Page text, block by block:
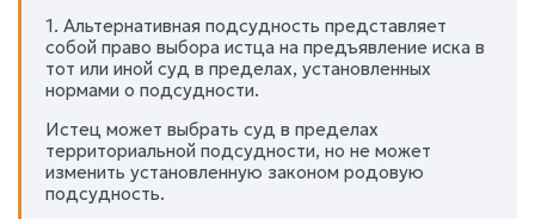
1. Альтернативная подсудность представляет
собой право выбора истца на предъявление иска в
тот или иной суд в пределах, установленных
нормами о подсудности.
Истец может выбрать суд в пределах
территориальной подсудности, но не может
изменить установленную законом родовую
подсудность.